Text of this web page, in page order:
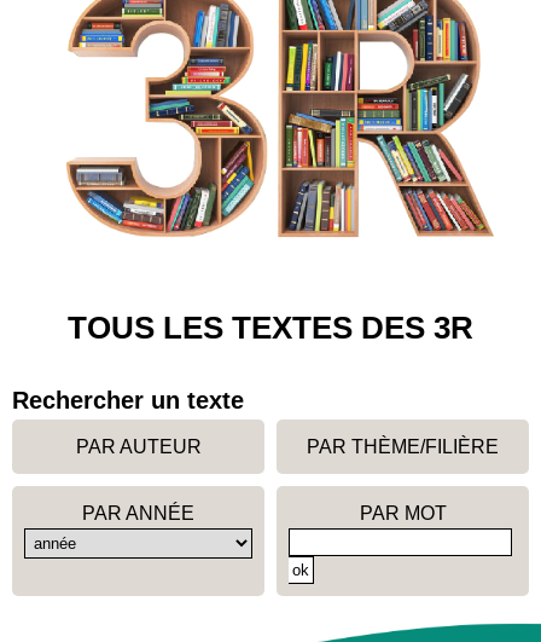
TOUS LES TEXTES DES 3R
Rechercher un texte
PAR AUTEUR PAR THÈME/FILIÈRE
PAR ANNÉE PAR MOT